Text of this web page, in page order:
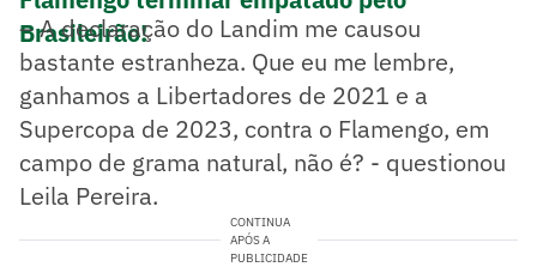
Brasileirão!
– A declaração do Landim me causou
bastante estranheza. Que eu me lembre,
ganhamos a Libertadores de 2021 e a
Supercopa de 2023, contra o Flamengo, em
campo de grama natural, não é? - questionou
Leila Pereira.
CONTINUA
APÓS A
PUBLICIDADE